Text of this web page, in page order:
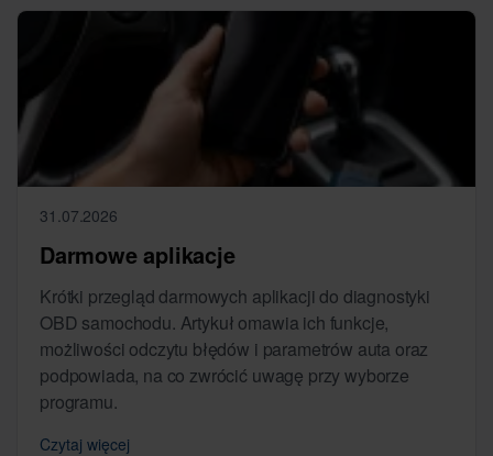
31.07.2026
Darmowe aplikacje
Krótki przegląd darmowych aplikacji do diagnostyki
OBD samochodu. Artykuł omawia ich funkcje,
możliwości odczytu błędów i parametrów auta oraz
podpowiada, na co zwrócić uwagę przy wyborze
programu.
Czytaj więcej